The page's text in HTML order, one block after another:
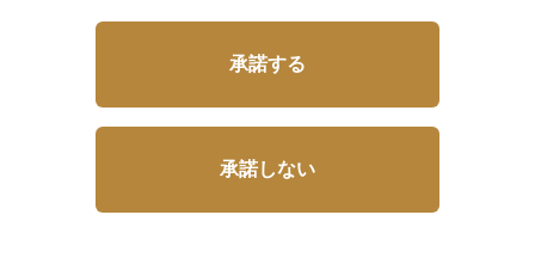
承諾する
承諾しない